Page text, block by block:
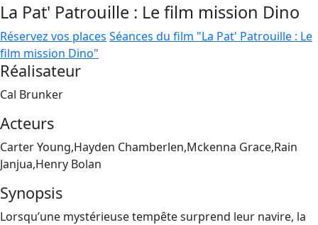
La Pat' Patrouille : Le film mission Dino
Réservez vos places Séances du film "La Pat' Patrouille : Le
film mission Dino"
Réalisateur
Cal Brunker
Acteurs
Carter Young,Hayden Chamberlen,Mckenna Grace,Rain
Janjua,Henry Bolan
Synopsis
Lorsqu’une mystérieuse tempête surprend leur navire, la